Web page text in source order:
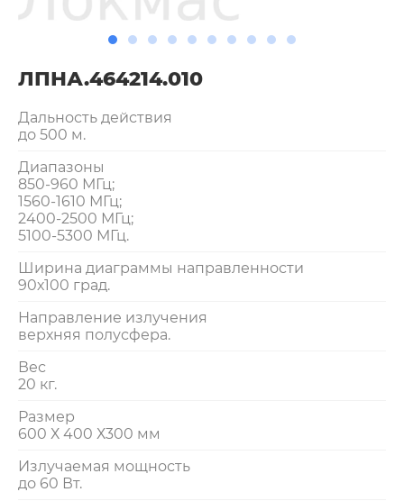
ЛПНА.464214.010
Дальность действия
до 500 м.
Диапазоны
850-960 МГц;
1560-1610 МГц;
2400-2500 МГц;
5100-5300 МГц.
Ширина диаграммы направленности
90х100 град.
Направление излучения
верхняя полусфера.
Вес
20 кг.
Размер
600 Х 400 Х300 мм
Излучаемая мощность
до 60 Вт.